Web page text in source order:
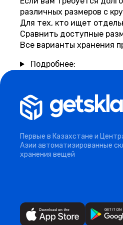
различных размеров с
Для тех, кто ищет
Сравнить доступные
Все варианты хранения
Подробнее:
Первые в Казахстане и
Азии автоматизированные
хранения вещей